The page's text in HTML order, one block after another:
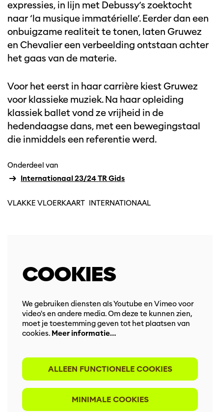
expressies, in lijn met Debussy’s zoektocht
naar ‘la musique immatérielle’. Eerder dan een
onbuigzame realiteit te tonen, laten Gruwez
en Chevalier een verbeelding ontstaan achter
het gaas van de materie.
Voor het eerst in haar carrière kiest Gruwez
voor klassieke muziek. Na haar opleiding
klassiek ballet vond ze vrijheid in de
hedendaagse dans, met een bewegingstaal
die inmiddels een referentie werd.
Onderdeel van
Internationaal 23/24 TR Gids
VLAKKE VLOERKAART INTERNATIONAAL
COOKIES
We gebruiken diensten als Youtube en Vimeo voor
video's en andere media. Om deze te kunnen zien,
moet je toestemming geven tot het plaatsen van
cookies. Meer informatie…
ALLEEN FUNCTIONELE COOKIES
MINIMALE COOKIES